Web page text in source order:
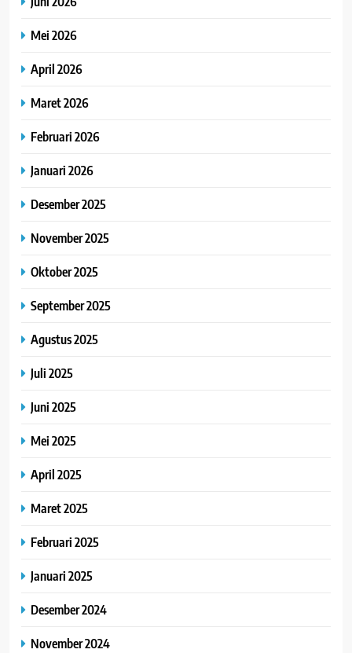
Mei 2026
April 2026
Maret 2026
Februari 2026
Januari 2026
Desember 2025
November 2025
Oktober 2025
September 2025
Agustus 2025
Juli 2025
Juni 2025
Mei 2025
April 2025
Maret 2025
Februari 2025
Januari 2025
Desember 2024
November 2024